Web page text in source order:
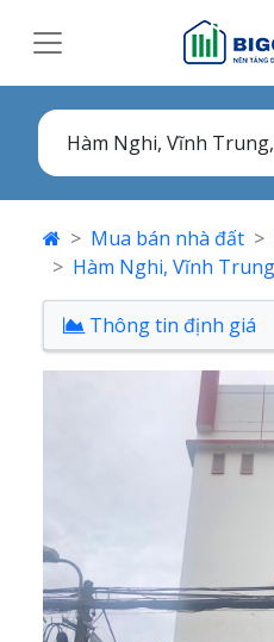
Mua bán nhà đất
Hàm Nghi, Vĩnh
Thông tin định giá